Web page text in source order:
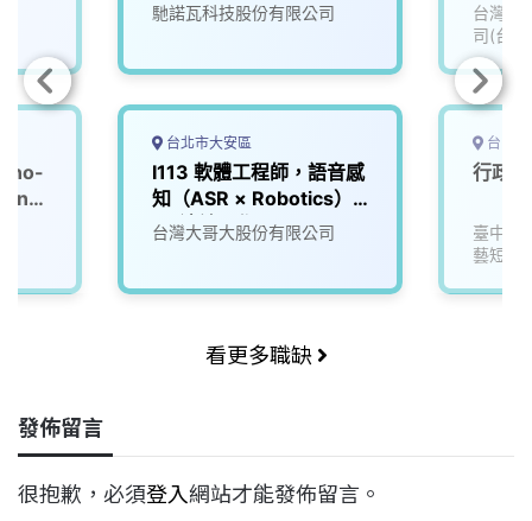
馳諾瓦科技股份有限公司
台北市大安區
I113 軟體工程師，語音感
知（ASR × Robotics）
(可遠端工作)
台灣大哥大股份有限公司
台灣積
司(台
台中
行政
臺中市
藝短期
看更多職缺
發佈留言
很抱歉，必須登入網站才能發佈留言。